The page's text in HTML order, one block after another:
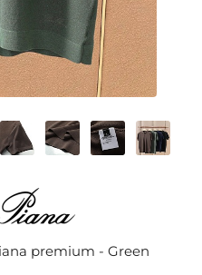
premium - Green